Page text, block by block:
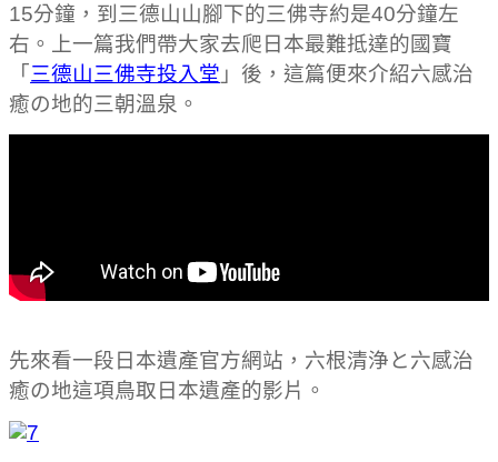
15分鐘，到三德山山腳下的三佛寺約是40分鐘左
右。上一篇我們帶大家去爬日本最難抵達的國寶
「 三德山三佛寺投入堂 」後，這篇便來介紹六感治
癒の地的三朝溫泉。
先來看一段日本遺產官方網站，六根清浄と六感治
癒の地這項鳥取日本遺產的影片。